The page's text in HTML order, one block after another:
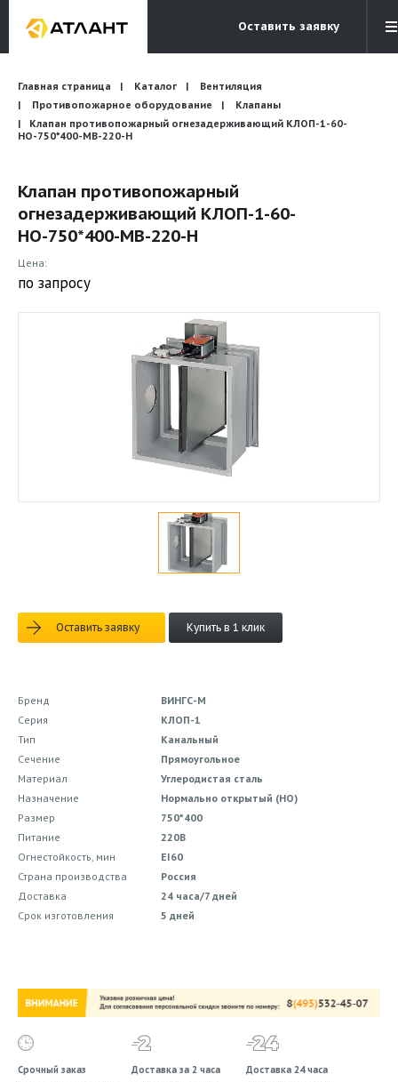
Оставить заявку
Электронная почта
info@atlantcompany.ru
Бесплатный звонок
8 (495) 532-45-07
Бренды
Каталоги
Бланки запросов
Главная страница Каталог
Вентиляция
Противопожарное оборудование
Клапаны
Клапан противопожарный огнезадерживающий КЛОП-1-60-
НО-750*400-МВ-220-H
Клапан противопожарный
огнезадерживающий КЛОП-1-60-
НО-750*400-МВ-220-H
Цена:
по запросу
Оставить заявку Купить в 1 клик
Бренд
ВИНГС-М
Серия
КЛОП-1
Тип
Канальный
Сечение
Прямоугольное
Материал
Углеродистая сталь
Назначение
Нормально открытый (НО)
Размер
750*400
Питание
220В
Огнестойкость, мин
EI60
Страна производства
Россия
Доставка
24 часа/7 дней
Срок изготовления
5 дней
Срочный заказ Доставка за 2 часа Доставка 24 часа